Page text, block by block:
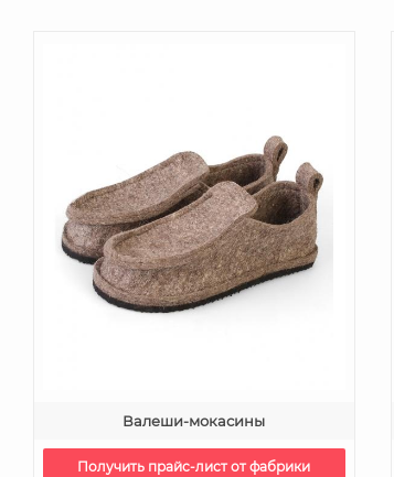
Валеши-мокасины
Получить прайс-лист от фабрики